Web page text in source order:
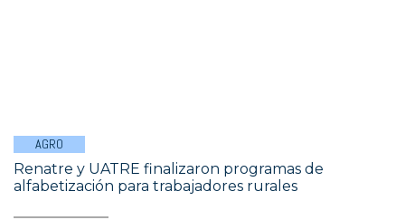
AGRO
Renatre y UATRE finalizaron programas de
alfabetización para trabajadores rurales